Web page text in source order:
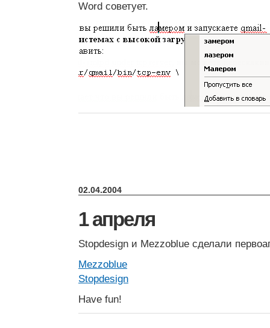
Word советует.
02.04.2004
1 апреля
Stopdesign и Mezzoblue сделали
Mezzoblue
Stopdesign
Have fun!